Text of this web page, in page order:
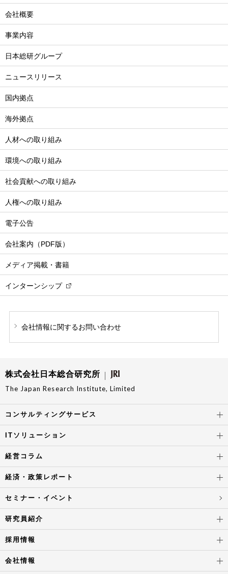
会社概要
事業内容
日本総研グループ
ニュースリリース
国内拠点
海外拠点
人材への取り組み
環境への取り組み
社会貢献への取り組み
人権への取り組み
電子公告
会社案内（PDF版）
メディア掲載・書籍
インターンシップ
会社情報に関するお問い合わせ
株式会社日本総合研究所
The Japan Research Institute, Limited
コンサルティングサービス
ITソリューション
経営コラム
経済・政策レポート
セミナー・イベント
研究員紹介
採用情報
会社情報